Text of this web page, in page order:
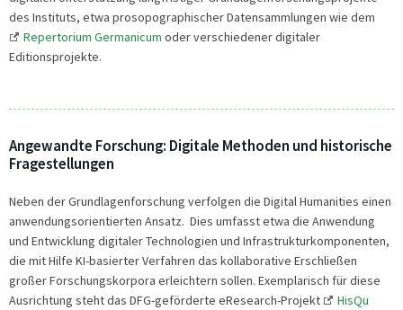
des Instituts, etwa prosopographischer Datensammlungen wie dem
Repertorium Germanicum oder verschiedener digitaler
Editionsprojekte.
Angewandte Forschung: Digitale Methoden und historische
Fragestellungen
Neben der Grundlagenforschung verfolgen die Digital Humanities einen
anwendungsorientierten Ansatz. Dies umfasst etwa die Anwendung
und Entwicklung digitaler Technologien und Infrastrukturkomponenten,
die mit Hilfe KI-basierter Verfahren das kollaborative Erschließen
großer Forschungskorpora erleichtern sollen. Exemplarisch für diese
Ausrichtung steht das DFG-geförderte eResearch-Projekt
HisQu